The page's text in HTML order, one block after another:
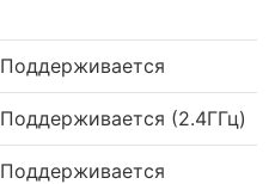
Поддерживается
Поддерживается (2.4ГГц)
Поддерживается